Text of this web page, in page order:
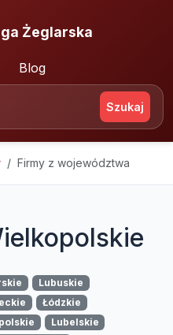
Żeglarska
Blog
Szukaj
Firmy z województwa
Lubuskie
Łódzkie
Lubelskie